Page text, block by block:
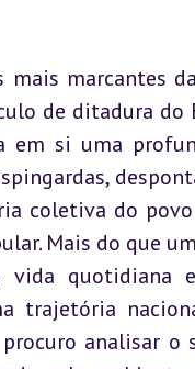
marcantes
de ditadura do
em si uma
coletiva do
Mais do que
quotidiana
analisar